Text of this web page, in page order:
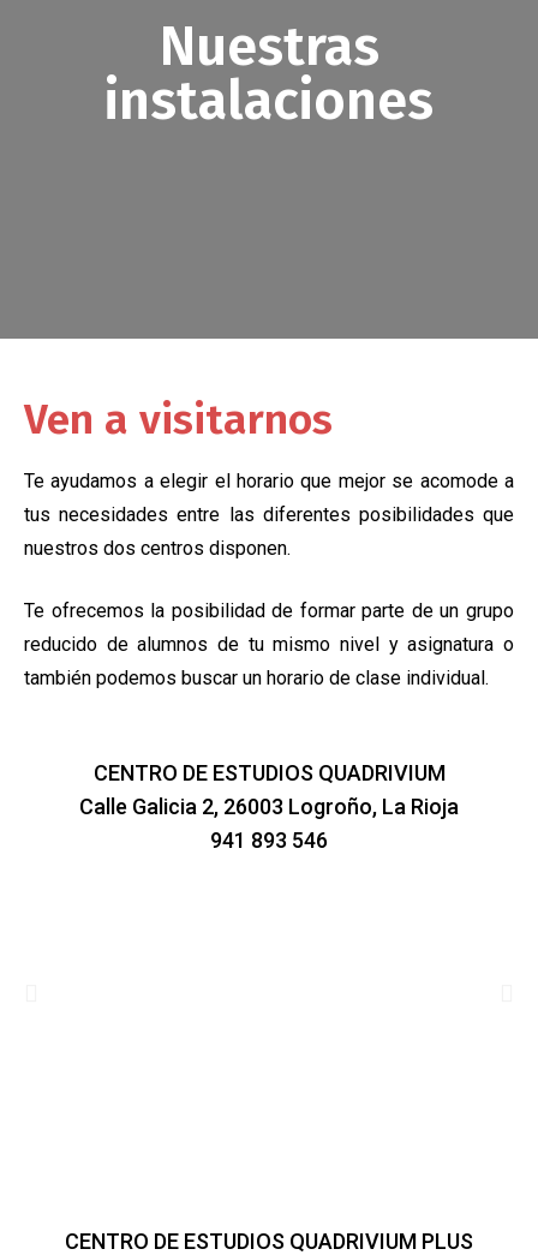
Nuestras
instalaciones
Ven a visitarnos
Te ayudamos a elegir el horario que mejor se acomode a
tus necesidades entre las diferentes posibilidades que
nuestros dos centros disponen.
Te ofrecemos la posibilidad de formar parte de un grupo
reducido de alumnos de tu mismo nivel y asignatura o
también podemos buscar un horario de clase individual.
CENTRO DE ESTUDIOS QUADRIVIUM
Calle Galicia 2, 26003 Logroño, La Rioja
941 893 546
CENTRO DE ESTUDIOS QUADRIVIUM PLUS